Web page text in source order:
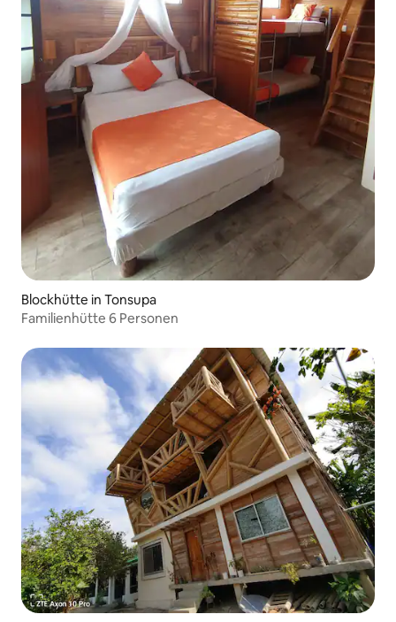
Blockhütte in Tonsupa
Familienhütte 6 Personen